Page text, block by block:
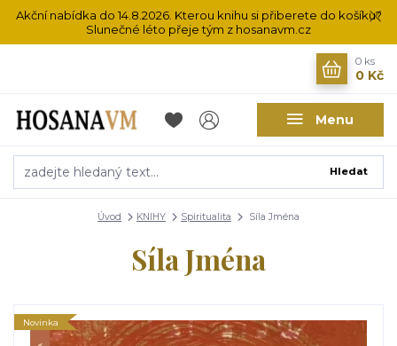
Akční nabídka do 14.8.2026. Kterou knihu si přiberete do košíku?
Slunečné léto přeje tým z hosanavm.cz
Menu
Hledat
0 ks
0 Kč
Úvod KNIHY Spiritualita Síla Jména
Síla Jména
Novinka